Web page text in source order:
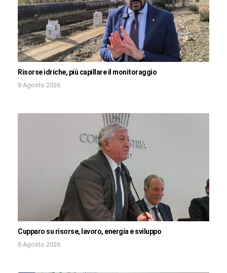
Risorse idriche, più capillare il monitoraggio
8 Agosto 2026
Cupparo su risorse, lavoro, energia e sviluppo
8 Agosto 2026